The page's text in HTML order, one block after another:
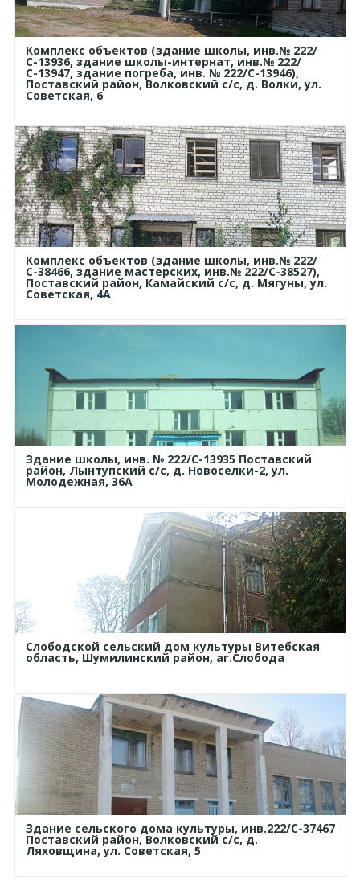
Комплекс объектов (здание школы, инв.№ 222/
С-13936, здание школы-интернат, инв.№ 222/
С-13947, здание погреба, инв. № 222/С-13946),
Поставский район, Волковский с/с, д. Волки, ул.
Советская, 6
Комплекс объектов (здание школы, инв.№ 222/
С-38466, здание мастерских, инв.№ 222/С-38527),
Поставский район, Камайский с/с, д. Мягуны, ул.
Советская, 4А
Здание школы, инв. № 222/С-13935 Поставский
район, Лынтупский с/с, д. Новоселки-2, ул.
Молодежная, 36А
Слободской сельский дом культуры Витебская
область, Шумилинский район, аг.Слобода
Здание сельского дома культуры, инв.222/С-37467
Поставский район, Волковский с/с, д.
Ляховщина, ул. Советская, 5